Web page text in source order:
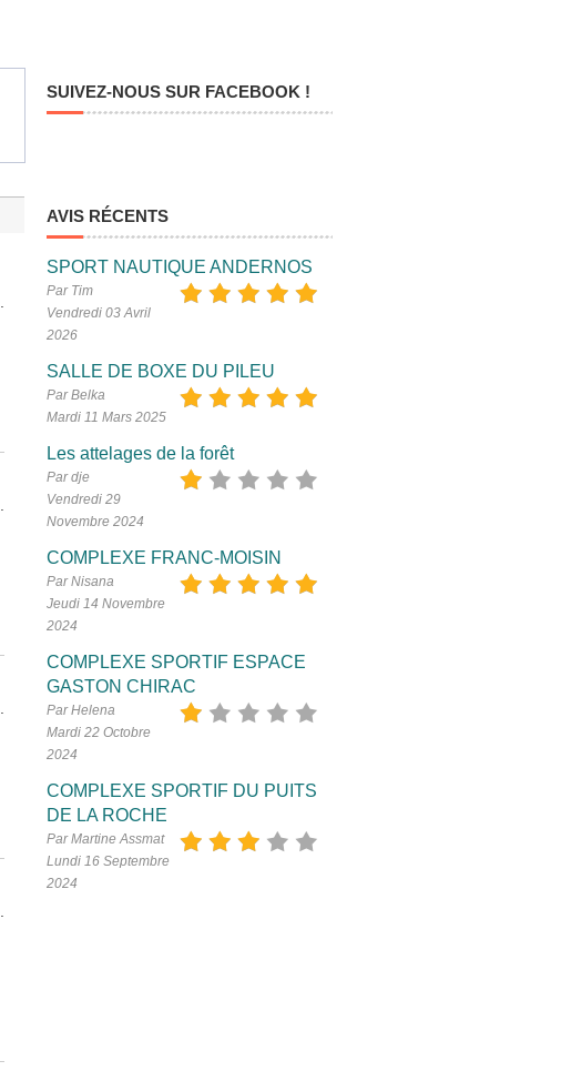
SUIVEZ-NOUS SUR FACEBOOK !
AVIS RÉCENTS
SPORT NAUTIQUE ANDERNOS
Par Tim
Vendredi 03 Avril
2026
SALLE DE BOXE DU PILEU
Par Belka
Mardi 11 Mars 2025
Les attelages de la forêt
Par dje
Vendredi 29
Novembre 2024
COMPLEXE FRANC-MOISIN
Par Nisana
Jeudi 14 Novembre
2024
COMPLEXE SPORTIF ESPACE
GASTON CHIRAC
Par Helena
Mardi 22 Octobre
2024
COMPLEXE SPORTIF DU PUITS
DE LA ROCHE
Par Martine Assmat
Lundi 16 Septembre
2024